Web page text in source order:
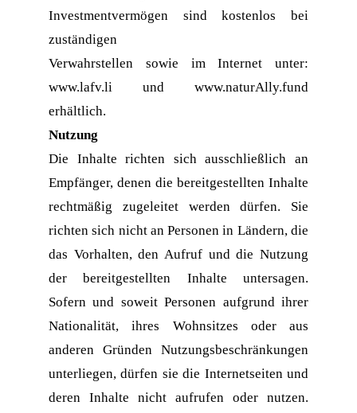
Investmentvermögen sind kostenlos bei
zuständigen
Verwahrstellen sowie im Internet unter:
www.lafv.li und www.naturAlly.fund
erhältlich.
Nutzung
Die Inhalte richten sich ausschließlich an
Empfänger, denen die bereitgestellten Inhalte
rechtmäßig zugeleitet werden dürfen. Sie
richten sich nicht an Personen in Ländern, die
das Vorhalten, den Aufruf und die Nutzung
der bereitgestellten Inhalte untersagen.
Sofern und soweit Personen aufgrund ihrer
Nationalität, ihres Wohnsitzes oder aus
anderen Gründen Nutzungsbeschränkungen
unterliegen, dürfen sie die Internetseiten und
deren Inhalte nicht aufrufen oder nutzen.